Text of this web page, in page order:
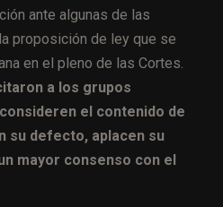
ante algunas de las
proposición de ley que se
en el pleno de las Cortes.
a los grupos
el contenido de
su defecto, aplacen su
mayor consenso con el